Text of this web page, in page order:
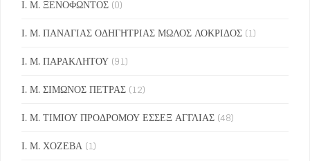
Ι. Μ. ΞΕΝΟΦΩΝΤΟΣ (0)
Ι. Μ. ΠΑΝΑΓΙΑΣ ΟΔΗΓΗΤΡΙΑΣ ΜΩΛΟΣ ΛΟΚΡΙΔΟΣ (1)
Ι. Μ. ΠΑΡΑΚΛΗΤΟΥ (91)
Ι. Μ. ΣΙΜΩΝΟΣ ΠΕΤΡΑΣ (12)
Ι. Μ. ΤΙΜΙΟΥ ΠΡΟΔΡΟΜΟΥ ΕΣΣΕΞ ΑΓΓΛΙΑΣ (48)
Ι. Μ. ΧΟΖΕΒΑ (1)